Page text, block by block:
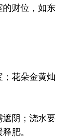
财位，如东
花朵金黄灿
阴；浇水要
肥。